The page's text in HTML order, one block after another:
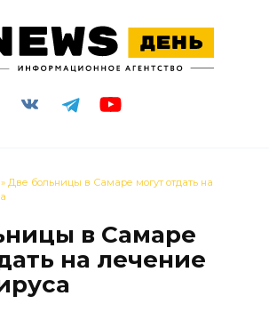
» Две больницы в Самаре могут отдать на
в Самаре
на лечение